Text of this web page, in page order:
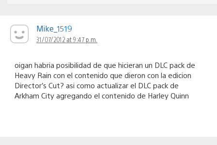
Mike_1519
31/07/2012 at 9:47 p.m.
oigan habria posibilidad de que hicieran un DLC pack de
Heavy Rain con el contenido que dieron con la edicion
Director’s Cut? asi como actualizar el DLC pack de
Arkham City agregando el contenido de Harley Quinn